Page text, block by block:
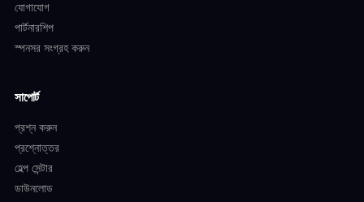
যোগাযোগ
পার্টনারশিপ
স্পনসর সংগ্রহ করুন
সাপোর্ট
প্রশ্ন করুন
প্রশ্নোত্তর
হেল্প সেন্টার
ডাউনলোড